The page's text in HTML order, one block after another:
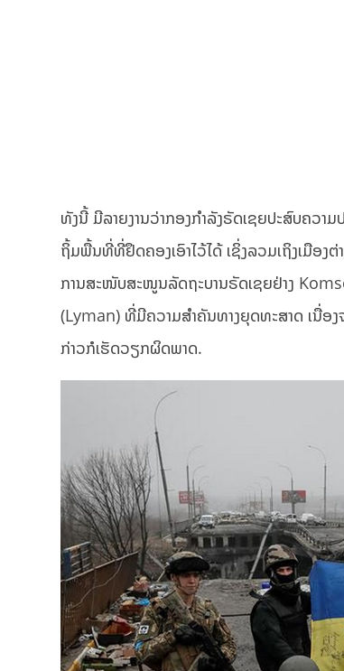
ທັງນີ້ ມີລາຍງານວ່າກອງກໍາລັງຣັດເຊຍປະສົບຄວາ
ຖິ້ມພື້ນທີ່ທີ່ຢຶດຄອງເອົາໄວ້ໄດ້ ເຊິ່ງລວມເຖິງເມືອ
ການສະໜັບສະໜູນລັດຖະບານຣັດເຊຍຢ່າງ
(Lyman) ທີ່ມີຄວາມສຳຄັນທາງຍຸດທະສາດ ເນື່ອ
ກ່າວກໍເຮັດວຽກຜິດພາດ.